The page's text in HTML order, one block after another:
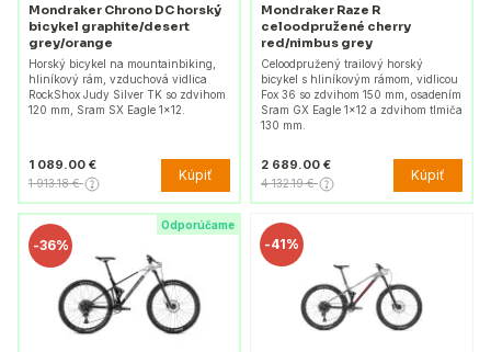
Mondraker Chrono DC horský
bicykel graphite/desert
grey/orange
Horský bicykel na mountainbiking,
hliníkový rám, vzduchová vidlica
RockShox Judy Silver TK so zdvihom
120 mm, Sram SX Eagle 1x12.
1 089.00 €
1 913.18 € Kúpiť
Mondraker Raze R
celoodpružené cherry
red/nimbus grey
Celoodpružený trailový horský
bicykel s hliníkovým rámom, vidlicou
Fox 36 so zdvihom 150 mm, osadením
Sram GX Eagle 1x12 a zdvihom tlmiča
130 mm.
2 689.00 €
4 132.19 € Kúpiť
Odporúčame
-36% -41%